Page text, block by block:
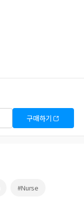
구매하기
#Nurse